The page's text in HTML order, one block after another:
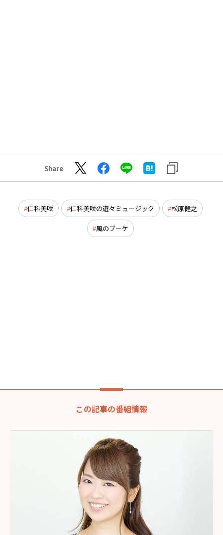
Share
仁科美咲 仁科美咲の遊々ミュージック 松原健之
風のブーケ
この記事の番組情報